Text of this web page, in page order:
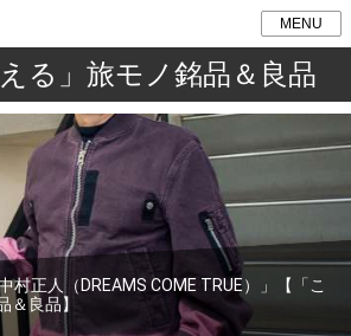
MENU
える」旅モノ銘品＆良品
村正人（DREAMS COME TRUE）」【「こ
＆良品】